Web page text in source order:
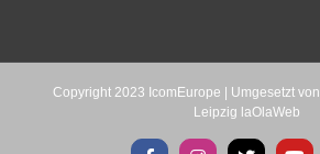
Copyright 2023 IcomEurope | Umgesetzt von
Leipzig laOlaWeb